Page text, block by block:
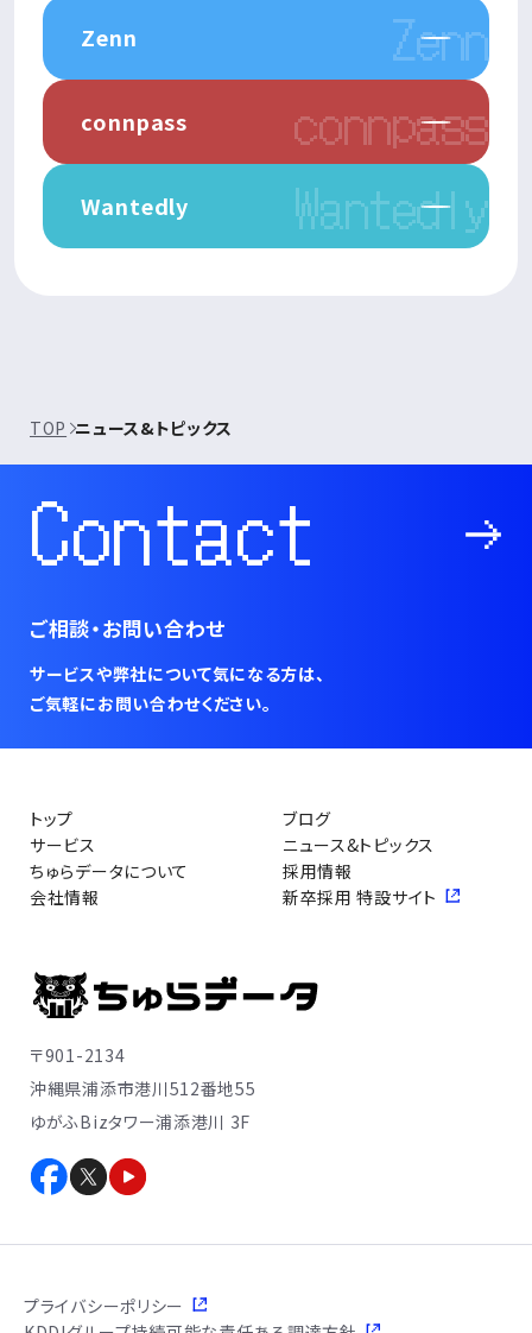
Zenn
connpass
Wantedly
TOP ニュース&トピックス
Contact
ご相談・お問い合わせ
サービスや弊社について気になる方は、
ご気軽にお問い合わせください。
〒901-2134
沖縄県浦添市港川512番地55
ゆがふBizタワー浦添港川 3F
トップ
ブログ
サービス
ニュース&トピックス
ちゅらデータについて
採用情報
会社情報
新卒採用 特設サイト
プライバシーポリシー